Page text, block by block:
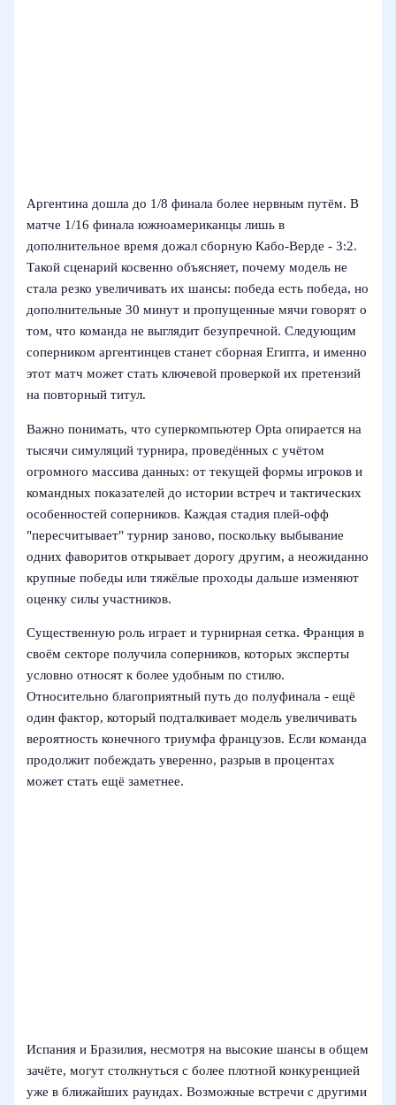
Аргентина дошла до 1/8 финала более нервным путём. В
матче 1/16 финала южноамериканцы лишь в
дополнительное время дожал сборную Кабо‑Верде - 3:2.
Такой сценарий косвенно объясняет, почему модель не
стала резко увеличивать их шансы: победа есть победа, но
дополнительные 30 минут и пропущенные мячи говорят о
том, что команда не выглядит безупречной. Следующим
соперником аргентинцев станет сборная Египта, и именно
этот матч может стать ключевой проверкой их претензий
на повторный титул.
Важно понимать, что суперкомпьютер Opta опирается на
тысячи симуляций турнира, проведённых с учётом
огромного массива данных: от текущей формы игроков и
командных показателей до истории встреч и тактических
особенностей соперников. Каждая стадия плей‑офф
"пересчитывает" турнир заново, поскольку выбывание
одних фаворитов открывает дорогу другим, а неожиданно
крупные победы или тяжёлые проходы дальше изменяют
оценку силы участников.
Существенную роль играет и турнирная сетка. Франция в
своём секторе получила соперников, которых эксперты
условно относят к более удобным по стилю.
Относительно благоприятный путь до полуфинала - ещё
один фактор, который подталкивает модель увеличивать
вероятность конечного триумфа французов. Если команда
продолжит побеждать уверенно, разрыв в процентах
может стать ещё заметнее.
Испания и Бразилия, несмотря на высокие шансы в общем
зачёте, могут столкнуться с более плотной конкуренцией
уже в ближайших раундах. Возможные встречи с другими